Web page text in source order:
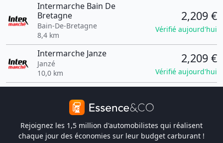
Intermarche Bain De
Bretagne
Bain-De-Bretagne
8,4 km
2,209 €
Vérifié aujourd'hui
Intermarche Janze
Janzé
10,0 km
2,209 €
Vérifié aujourd'hui
Rejoignez les 1,5 million d'automobilistes qui réalisent
chaque jour des économies sur leur budget carburant !